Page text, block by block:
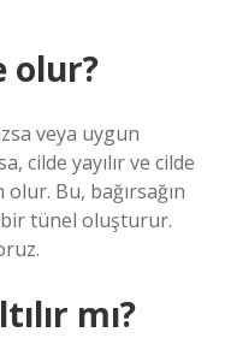
olur?
veya uygun
cilde yayılır ve cilde
Bu, bağırsağın
bir tünel oluşturur.
mı?